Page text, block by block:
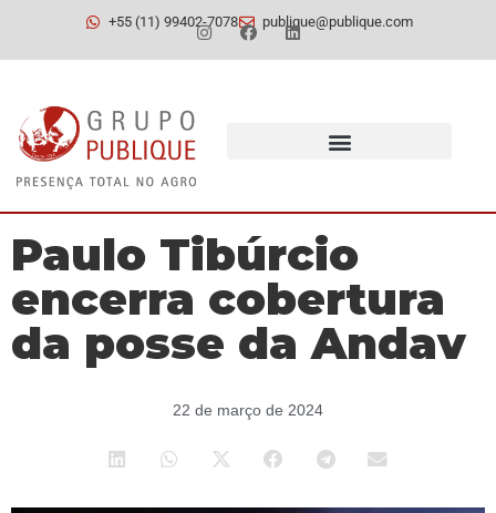
+55 (11) 99402-7078 publique@publique.com
Paulo Tibúrcio
encerra cobertura
da posse da Andav
22 de março de 2024